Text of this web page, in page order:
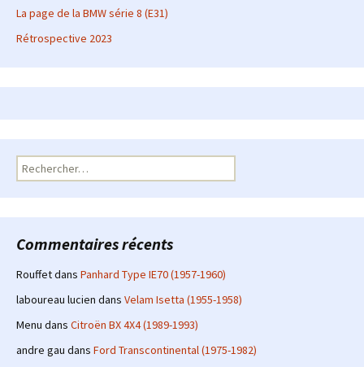
La page de la BMW série 8 (E31)
Rétrospective 2023
Rechercher :
Commentaires récents
Rouffetdans Panhard Type IE70 (1957-1960)
laboureau lucien dans Velam Isetta (1955-1958)
Menu dans Citroën BX 4X4 (1989-1993)
andre gau dans Ford Transcontinental (1975-1982)